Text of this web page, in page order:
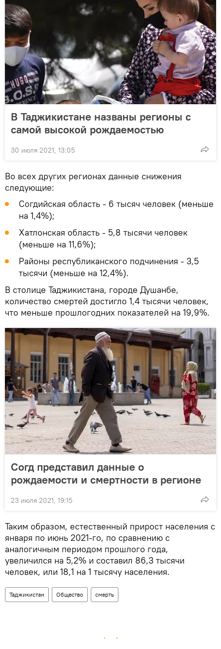
В Таджикистане названы регионы с
самой высокой рождаемостью
30 июля 2021, 13:05
Во всех других регионах данные снижения
следующие:
Согдийская область - 6 тысяч человек (меньше
на 1,4%);
Хатлонская область - 5,8 тысячи человек
(меньше на 11,6%);
Районы республиканского подчинения - 3,5
тысячи (меньше на 12,4%).
В столице Таджикистана, городе Душанбе,
количество смертей достигло 1,4 тысячи человек,
что меньше прошлогодних показателей на 19,9%.
Согд представил данные о
рождаемости и смертности в регионе
23 июля 2021, 19:15
Таким образом, естественный прирост населения с
января по июнь 2021-го, по сравнению с
аналогичным периодом прошлого года,
увеличился на 5,2% и составил 86,3 тысячи
человек, или 18,1 на 1 тысячу населения.
Таджикистан Общество смерть